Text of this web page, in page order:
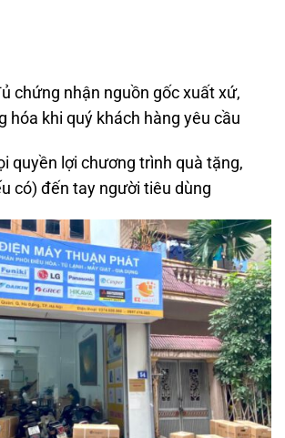
chứng nhận nguồn gốc xuất xứ,
hóa khi quý khách hàng yêu cầu
quyền lợi chương trình quà tặng,
có) đến tay người tiêu dùng